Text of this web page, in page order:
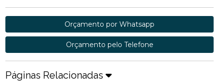
Orçamento por Whatsapp
Orçamento pelo Telefone
Páginas Relacionadas